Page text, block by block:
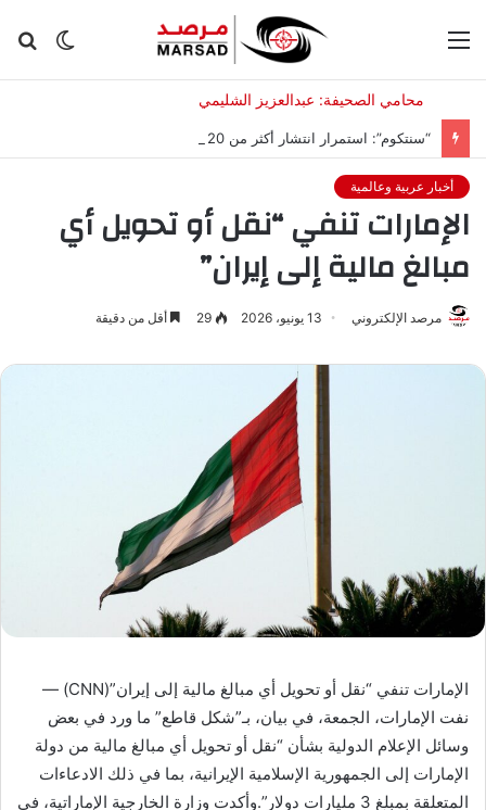
الوضع
أخبار عربية وعالمية
الإمارات تنفي “نقل أو تحويل أي
مبالغ مالية إلى إيران”
مرصد الإلكتروني 13 يونيو، 2026 29 أقل من دقيقة
الإمارات تنفي “نقل أو تحويل أي مبالغ مالية إلى إيران”(CNN) —
نفت الإمارات، الجمعة، في بيان، بـ”شكل قاطع” ما ورد في بعض
وسائل الإعلام الدولية بشأن “نقل أو تحويل أي مبالغ مالية من دولة
الإمارات إلى الجمهورية الإسلامية الإيرانية، بما في ذلك الادعاءات
المتعلقة بمبلغ 3 مليارات دولار”.وأكدت وزارة الخارجية الإماراتية، في